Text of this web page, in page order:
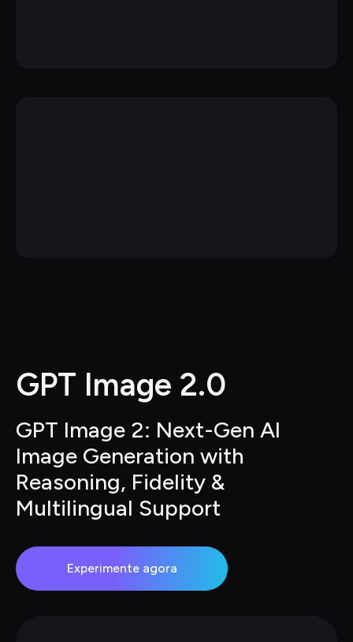
GPT Image 2.0
GPT Image 2: Next-Gen AI
Image Generation with
Reasoning, Fidelity &
Multilingual Support
Experimente agora